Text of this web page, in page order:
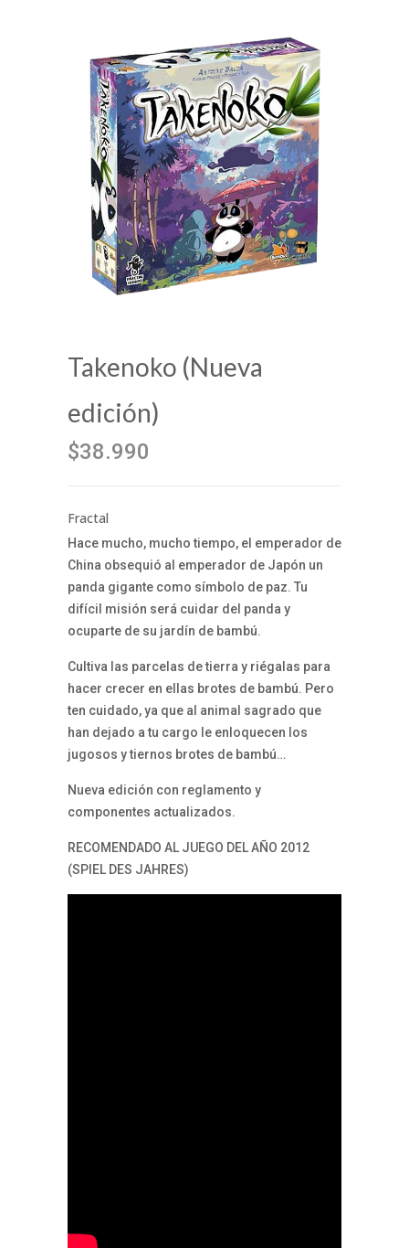
Takenoko (Nueva
edición)
$38.990
Fractal
Hace mucho, mucho tiempo, el emperador de
China obsequió al emperador de Japón un
panda gigante como símbolo de paz. Tu
difícil misión será cuidar del panda y
ocuparte de su jardín de bambú.
Cultiva las parcelas de tierra y riégalas para
hacer crecer en ellas brotes de bambú. Pero
ten cuidado, ya que al animal sagrado que
han dejado a tu cargo le enloquecen los
jugosos y tiernos brotes de bambú…
Nueva edición con reglamento y
componentes actualizados.
​RECOMENDADO AL JUEGO DEL AÑO 2012
(SPIEL DES JAHRES)